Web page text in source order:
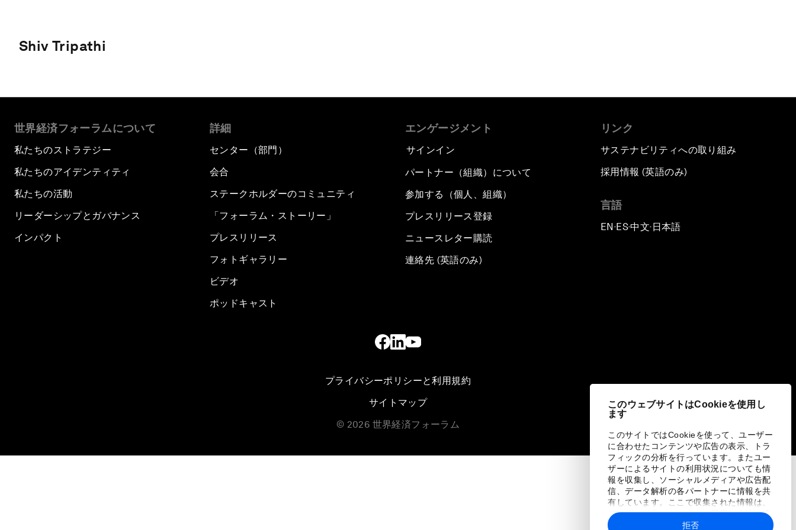
このウェブサイトはCookieを使用し
ます
このサイトではCookieを使って、ユーザー
に合わせたコンテンツや広告の表示、トラ
フィックの分析を行っています。またユー
ザーによるサイトの利用状況についても情
報を収集し、ソーシャルメディアや広告配
信、データ解析の各パートナーに情報を共
有しています。ここで収集された情報は、
ユーザーが各パートナーに提供した他の情
報や各パートナーのサービスを使用した際
拒否
Shiv Tripathi
世界経済フォーラムについて
私たちのストラテジー
私たちのアイデンティティ
私たちの活動
リーダーシップとガバナンス
インパクト
詳細
センター（部門）
会合
ステークホルダーのコミュニティ
「フォーラム・ストーリー」
プレスリリース
フォトギャラリー
ビデオ
ポッドキャスト
エンゲージメント
サインイン
パートナー（組織）について
参加する（個人、組織）
プレスリリース登録
ニュースレター購読
連絡先 (英語のみ)
リンク
サステナビリティへの取り組み
採用情報 (英語のみ)
言語
EN ▪ES▪中文▪ 日本語
プライバシーポリシーと利用規約
サイトマップ
© 2026 世界経済フォーラム